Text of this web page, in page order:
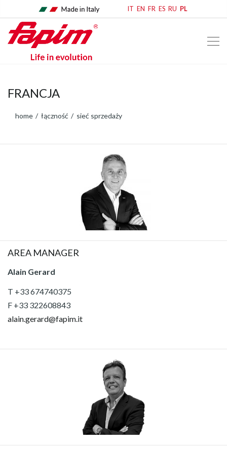
IT EN FR ES RU PL
FRANCJA
home łączność sieć sprzedaży
AREA MANAGER
Alain Gerard
T +33 674740375
F +33 322608843
alain.gerard@fapim.it